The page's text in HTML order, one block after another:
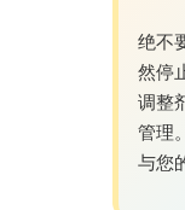
绝不
然停
调整
管理
与您